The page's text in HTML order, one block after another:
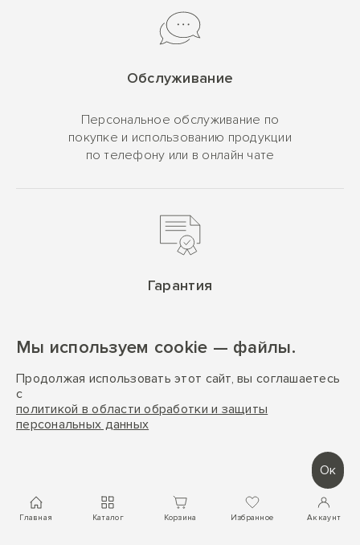
Обслуживание
Персональное обслуживание по
покупке и использованию продукции
по телефону или в онлайн чате
Гарантия
от 24 месяцев и возможность
Программа лояльности
Главная Каталог Корзина Избранное Аккаунт
Мы используем cookie — файлы.
Продолжая использовать этот сайт, вы соглашаетесь
с
политикой в области обработки и защиты
персональных данных
Ок